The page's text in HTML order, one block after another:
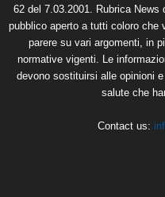
62 del 7.03.2001. Rubrica
pubblico aperto a tutti coloro che
parere su vari argomenti, in
normative vigenti. Le
devono sostituirsi alle opinioni
salute che
Contact us: